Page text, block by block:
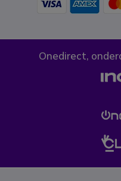
Onedirect,